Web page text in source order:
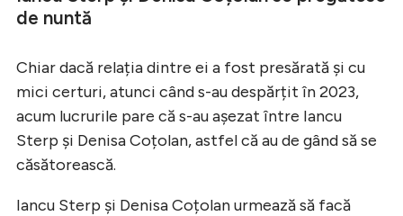
de nuntă
Chiar dacă relația dintre ei a fost presărată și cu
mici certuri, atunci când s-au despărțit în 2023,
acum lucrurile pare că s-au așezat între Iancu
Sterp și Denisa Coțolan, astfel că au de gând să se
căsătorească.
Iancu Sterp și Denisa Coțolan urmează să facă